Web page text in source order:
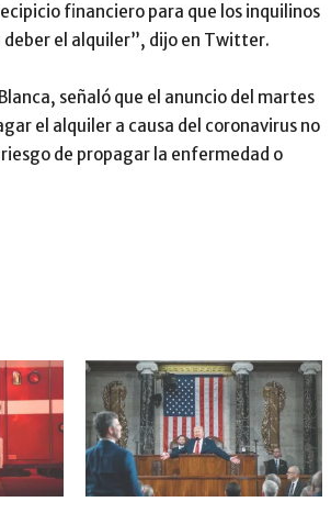
financiero para que los inquilinos
deber el alquiler”, dijo en Twitter.
señaló que el anuncio del martes
el alquiler a causa del coronavirus no
de propagar la enfermedad o